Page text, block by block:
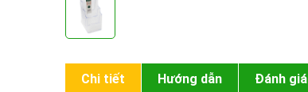
Chi tiết Hướng dẫn Đánh giá